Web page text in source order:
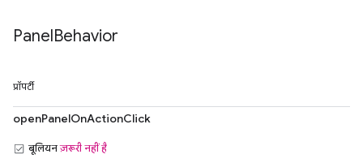
PanelBehavior
प्रॉपर्टी
openPanelOnActionClick
बूलियनज़रूरी नहीं है